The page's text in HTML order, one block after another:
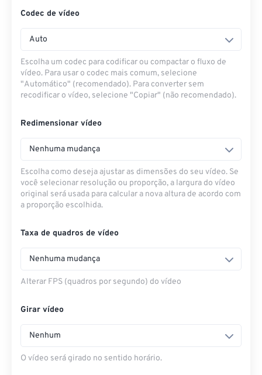
Codec de vídeo
Auto
Escolha um codec para codificar ou compactar o fluxo de
vídeo. Para usar o codec mais comum, selecione
"Automático" (recomendado). Para converter sem
recodificar o vídeo, selecione "Copiar" (não recomendado).
Redimensionar vídeo
Nenhuma mudança
Escolha como deseja ajustar as dimensões do seu vídeo. Se
você selecionar resolução ou proporção, a largura do vídeo
original será usada para calcular a nova altura de acordo com
a proporção escolhida.
Taxa de quadros de vídeo
Nenhuma mudança
Alterar FPS (quadros por segundo) do vídeo
Girar vídeo
Nenhum
O vídeo será girado no sentido horário.